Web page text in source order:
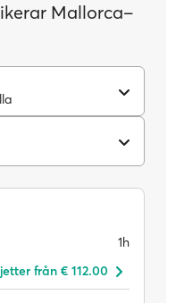
Mallorca–
1h
från € 112.00